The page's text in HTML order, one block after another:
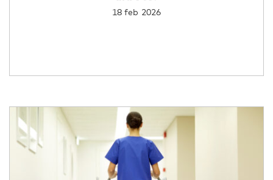
18 feb 2026